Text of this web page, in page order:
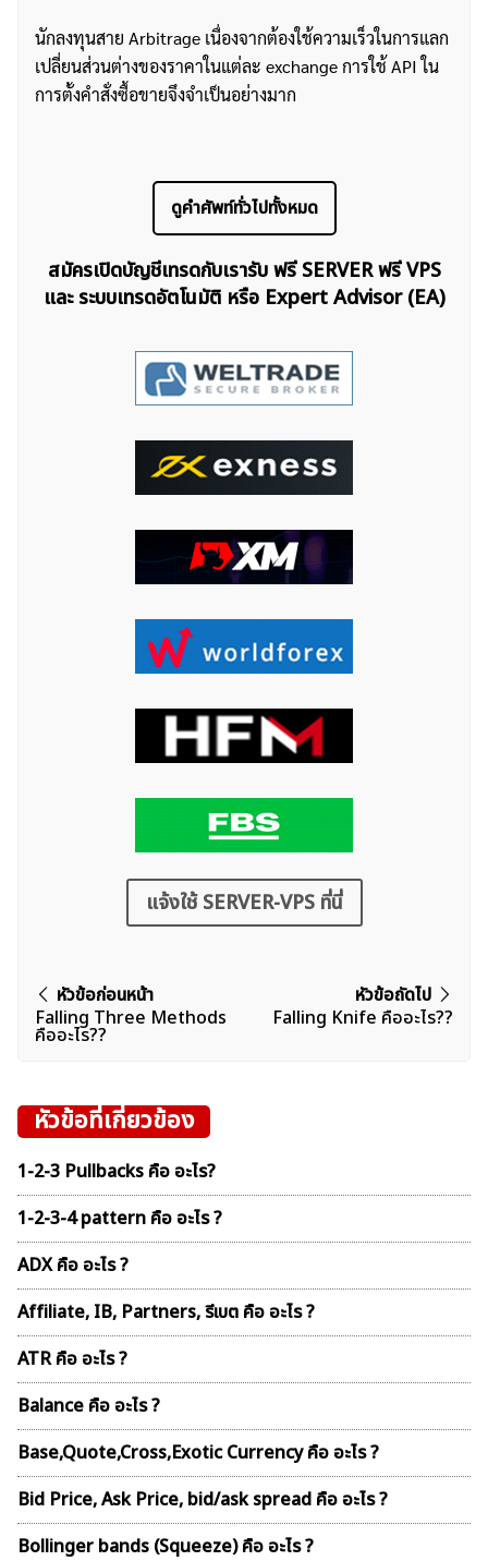
นักลงทุนสาย Arbitrage เนื่องจากต้องใช้ความเร็วในการแลก
เปลี่ยนส่วนต่างของราคาในแต่ละ exchange การใช้ API ใน
การตั้งคำสั่งซื้อขายจึงจำเป็นอย่างมาก
ดูคำศัพท์ทั่วไปทั้งหมด
สมัครเปิดบัญชีเทรดกับเรารับ ฟรี SERVER ฟรี VPS
และ ระบบเทรดอัตโนมัติ หรือ Expert Advisor (EA)
แจ้งใช้ SERVER-VPS ที่นี่
แนะแนว
เรื่อง
หัวข้อก่อนหน้า
Falling Three Methods
คืออะไร??
หัวข้อถัดไป
Falling Knife คืออะไร??
หัวข้อที่เกี่ยวข้อง
1-2-3 Pullbacks คือ อะไร?
1-2-3-4 pattern คือ อะไร ?
ADX คือ อะไร ?
Affiliate, IB, Partners, รีเบต คือ อะไร ?
ATR คือ อะไร ?
Balance คือ อะไร ?
Base,Quote,Cross,Exotic Currency คือ อะไร ?
Bid Price, Ask Price, bid/ask spread คือ อะไร ?
Bollinger bands (Squeeze) คือ อะไร ?